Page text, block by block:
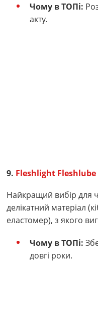
Чому в ТОПі:
акту.
9. Fleshlight
Найкращий вибір для
делікатний матеріал
еластомер), з якого
Чому в ТОПі:
довгі роки.